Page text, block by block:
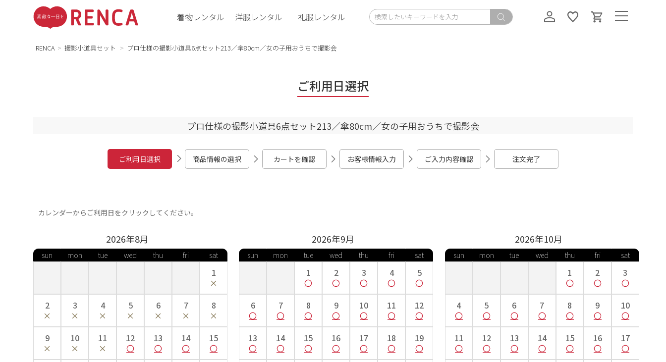
着物レンタル 洋服レンタル 礼服レンタル
RENCA 撮影小道具セット プロ仕様の撮影小道具6点セット213／傘80cm／女の子用おうちで撮影会
ご利用日選択
プロ仕様の撮影小道具6点セット213／傘80cm／女の子用おうちで撮影会
ご利用日選択 商品情報の選択 カートを確認 お客様情報入力 ご入力内容確認 注文完了
カレンダーからご利用日をクリックしてください。
2026年8月
sun mon tue wed thu fri sat
1
2 3 4 5 6 7 8
9 10 11 12 13 14 15
2026年9月
sun mon tue wed thu fri sat
1 2 3 4 5
6 7 8 9 10 11 12
13 14 15 16 17 18 19
2026年10月
sun mon tue wed thu fri sat
1 2 3
4 5 6 7 8 9 10
11 12 13 14 15 16 17